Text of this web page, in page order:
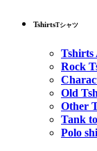
TshirtsTシャツ
Tshirts
Rock
Old
Other
Tank
Polo